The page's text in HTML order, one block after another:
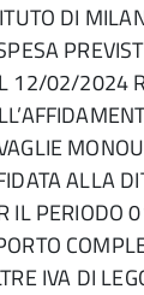
DI
12/02/2024
ALLA
IL
IVA DI